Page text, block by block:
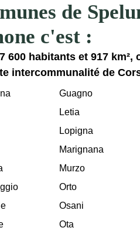
de
c'est :
600 habitants et 917 km²,
intercommunalité de
Guagno
Letia
Lopigna
Marignana
Murzo
Orto
Osani
Ota